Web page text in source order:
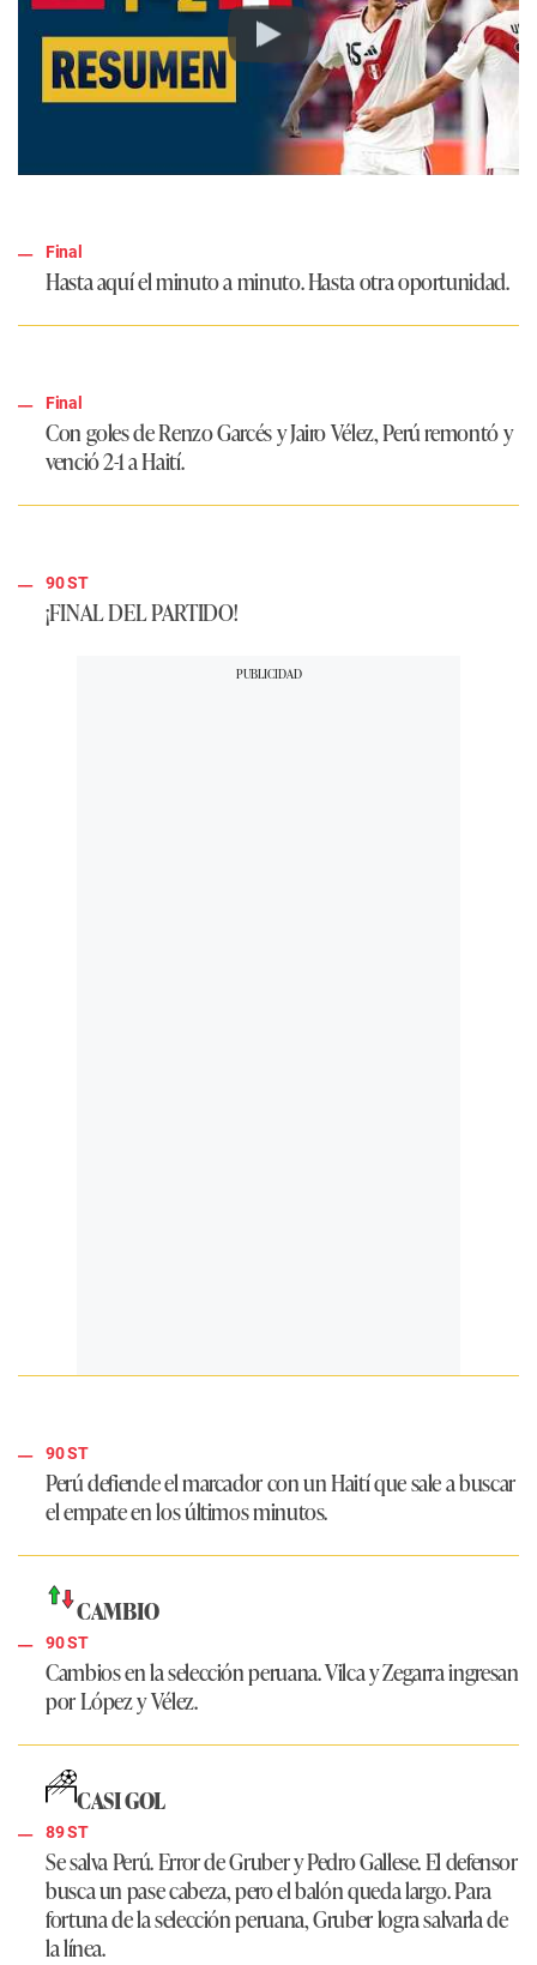
Play
Final
Hasta aquí el minuto a minuto. Hasta otra oportunidad.
Final
Con goles de Renzo Garcés y Jairo Vélez, Perú remontó y
venció 2-1 a Haití.
90 ST
¡FINAL DEL PARTIDO!
90 ST
Perú defiende el marcador con un Haití que sale a buscar
el empate en los últimos minutos.
CAMBIO
90 ST
Cambios en la selección peruana. Vilca y Zegarra ingresan
por López y Vélez.
CASI GOL
89 ST
Se salva Perú. Error de Gruber y Pedro Gallese. El defensor
busca un pase cabeza, pero el balón queda largo. Para
fortuna de la selección peruana, Gruber logra salvarla de
la línea.